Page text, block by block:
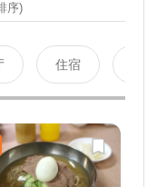
序)
住宿